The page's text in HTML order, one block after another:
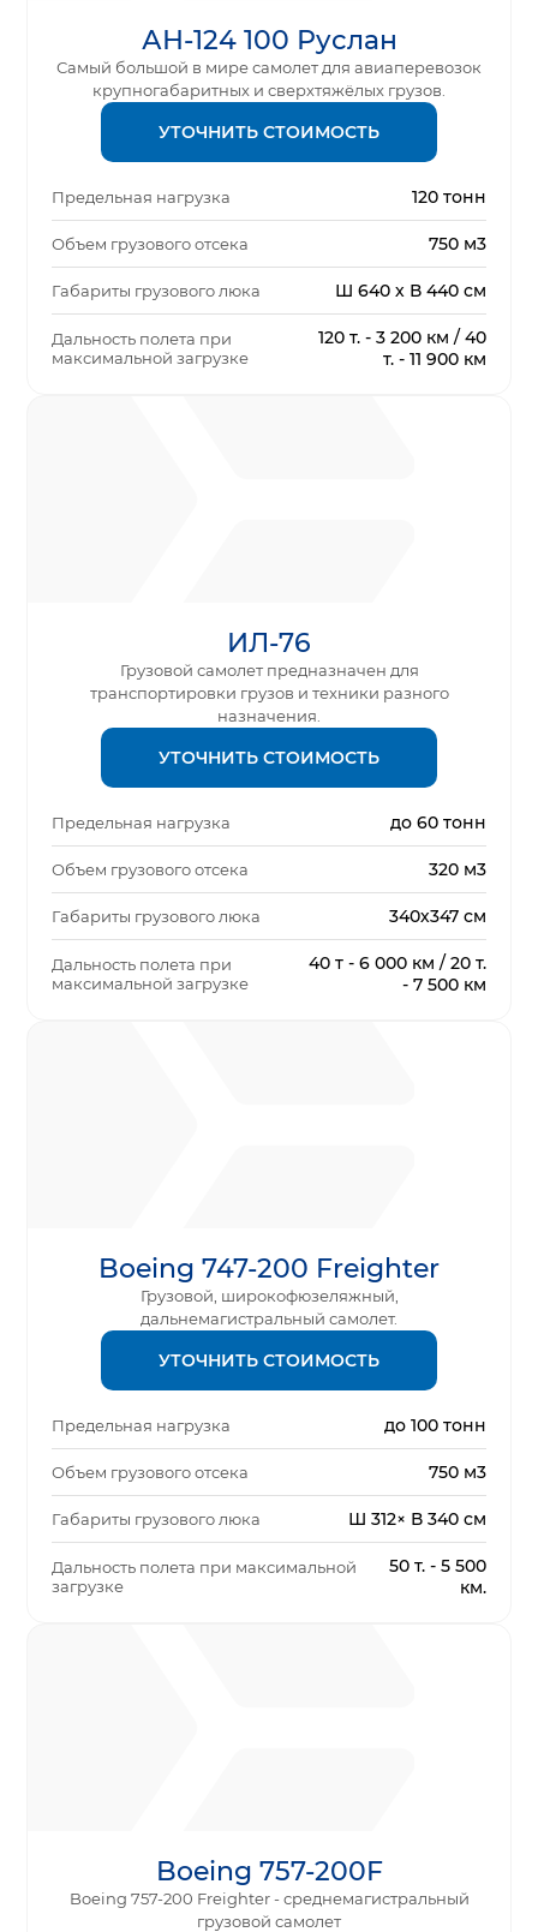
АН-124 100 Руслан
Самый большой в мире самолет для авиаперевозок
крупногабаритных и сверхтяжёлых грузов.
УТОЧНИТЬ СТОИМОСТЬ
Предельная нагрузка 120 тонн
Объем грузового отсека 750 м3
Габариты грузового люка Ш 640 х В 440 см
Дальность полета при
максимальной загрузке
120 т. - 3 200 км / 40
т. - 11 900 км
ИЛ-76
Грузовой самолет предназначен для
транспортировки грузов и техники разного
назначения.
УТОЧНИТЬ СТОИМОСТЬ
Предельная нагрузка до 60 тонн
Объем грузового отсека 320 м3
Габариты грузового люка 340х347 см
Дальность полета при
максимальной загрузке
40 т - 6 000 км / 20 т.
- 7 500 км
Boeing 747-200 Freighter
Грузовой, широкофюзеляжный,
дальнемагистральный самолет.
УТОЧНИТЬ СТОИМОСТЬ
Предельная нагрузка до 100 тонн
Объем грузового отсека 750 м3
Габариты грузового люка Ш 312× В 340 см
Дальность полета при максимальной
загрузке
50 т. - 5 500
км.
Boeing 757-200F
Boeing 757-200 Freighter - среднемагистральный
грузовой самолет